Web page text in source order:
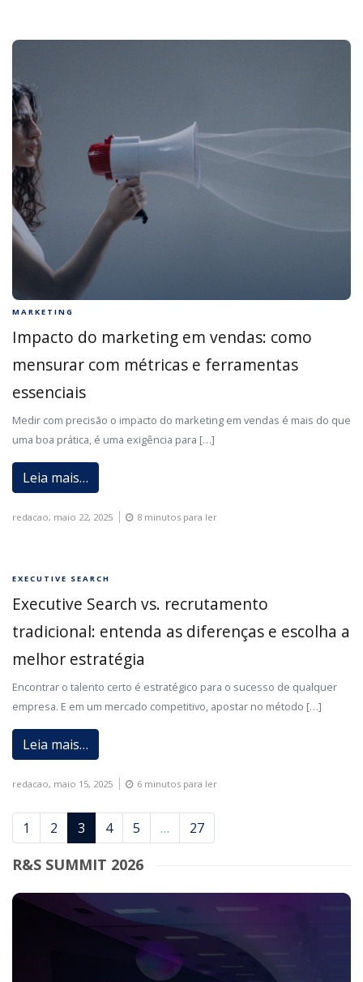
MARKETING
Impacto do marketing em vendas: como
mensurar com métricas e ferramentas
essenciais
Medir com precisão o impacto do marketing em vendas é mais do que
uma boa prática, é uma exigência para […]
Leia mais…
redacao, maio 22, 2025 8 minutos para ler
EXECUTIVE SEARCH
Executive Search vs. recrutamento
tradicional: entenda as diferenças e escolha a
melhor estratégia
Encontrar o talento certo é estratégico para o sucesso de qualquer
empresa. E em um mercado competitivo, apostar no método […]
Leia mais…
redacao, maio 15, 2025 6 minutos para ler
1 2 3 4 5 … 27
R&S SUMMIT 2026